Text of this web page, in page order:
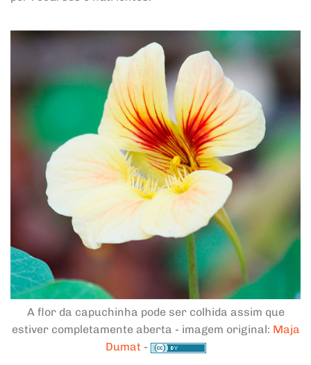
A flor da capuchinha pode ser colhida assim que
estiver completamente aberta - imagem original: Maja
Dumat -